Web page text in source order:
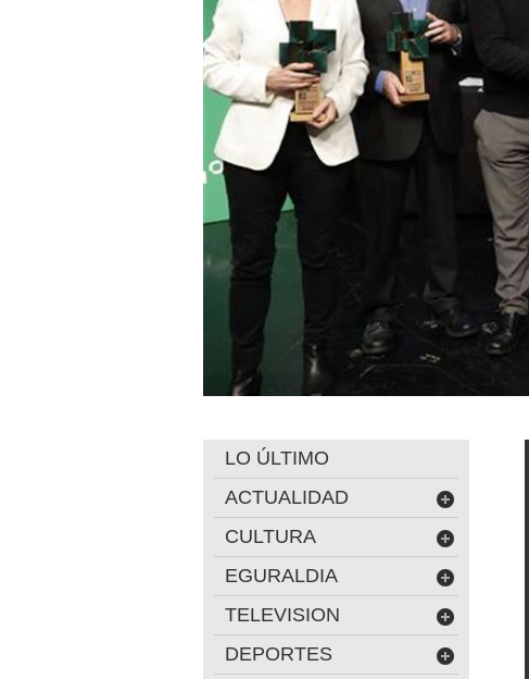
LO ÚLTIMO
ACTUALIDAD
CULTURA
EGURALDIA
TELEVISION
DEPORTES